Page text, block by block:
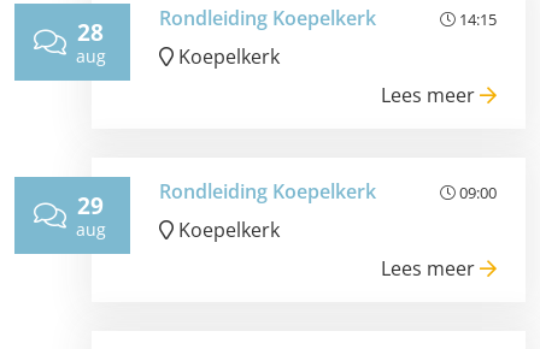
28
aug
Rondleiding Koepelkerk 14:15
Koepelkerk
Lees meer
29
aug
Rondleiding Koepelkerk 09:00
Koepelkerk
Lees meer